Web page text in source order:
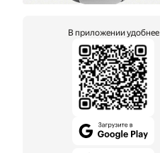
В приложении удобнее